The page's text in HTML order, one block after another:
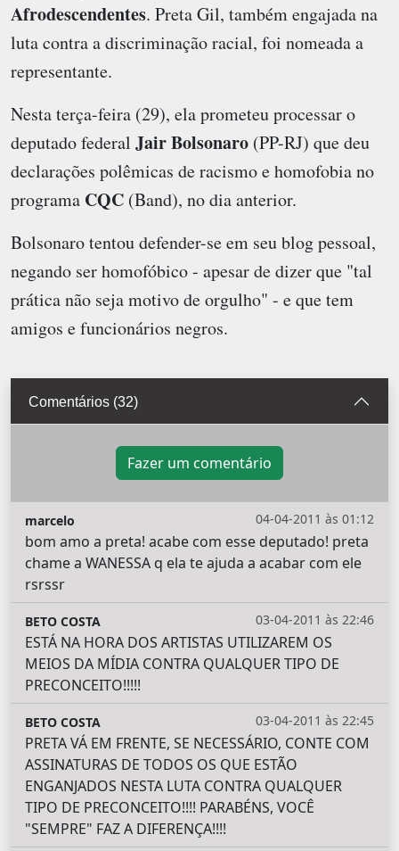
Afrodescendentes. Preta Gil, também engajada na
luta contra a discriminação racial, foi nomeada a
representante.
Nesta terça-feira (29), ela prometeu processar o
deputado federal Jair Bolsonaro (PP-RJ) que deu
declarações polêmicas de racismo e homofobia no
programa CQC (Band), no dia anterior.
Bolsonaro tentou defender-se em seu blog pessoal,
negando ser homofóbico - apesar de dizer que "tal
prática não seja motivo de orgulho" - e que tem
amigos e funcionários negros.
Comentários (32)
Fazer um comentário
04-04-2011 às 01:12
marcelo
bom amo a preta! acabe com esse deputado! preta
chame a WANESSA q ela te ajuda a acabar com ele
rsrssr
03-04-2011 às 22:46
BETO COSTA
ESTÁ NA HORA DOS ARTISTAS UTILIZAREM OS
MEIOS DA MÍDIA CONTRA QUALQUER TIPO DE
PRECONCEITO!!!!!
03-04-2011 às 22:45
BETO COSTA
PRETA VÁ EM FRENTE, SE NECESSÁRIO, CONTE COM
ASSINATURAS DE TODOS OS QUE ESTÃO
ENGANJADOS NESTA LUTA CONTRA QUALQUER
TIPO DE PRECONCEITO!!!! PARABÉNS, VOCÊ
"SEMPRE" FAZ A DIFERENÇA!!!!